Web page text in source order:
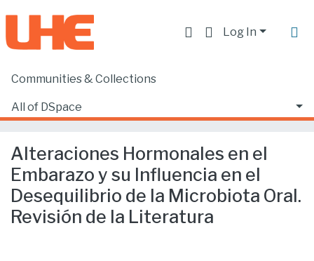
Log In
Communities & Collections
All of DSpace
Home
Alteraciones Hormonales en el Embarazo y su Influencia en el Desequilibrio de la Microbiota Oral. Revisión de la Literatura
Alteraciones Hormonales en el
Embarazo y su Influencia en el
Desequilibrio de la Microbiota Oral.
Revisión de la Literatura